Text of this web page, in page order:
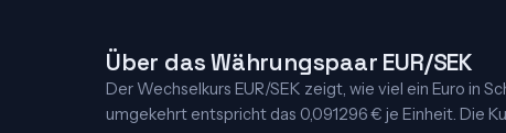
Über das Währungspaar EUR/SEK
Der Wechselkurs EUR/SEK zeigt, wie viel ein Euro in
umgekehrt entspricht das 0,091296 € je Einheit. Die